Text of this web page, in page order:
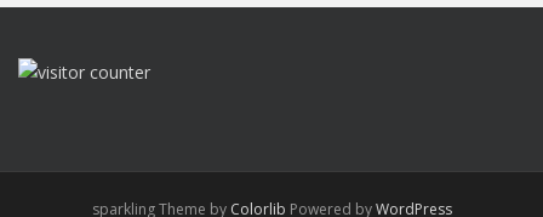
sparkling Theme by Colorlib Powered byWordPress